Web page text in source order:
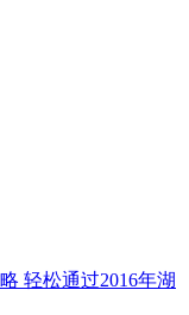
轻松通过2016年湖